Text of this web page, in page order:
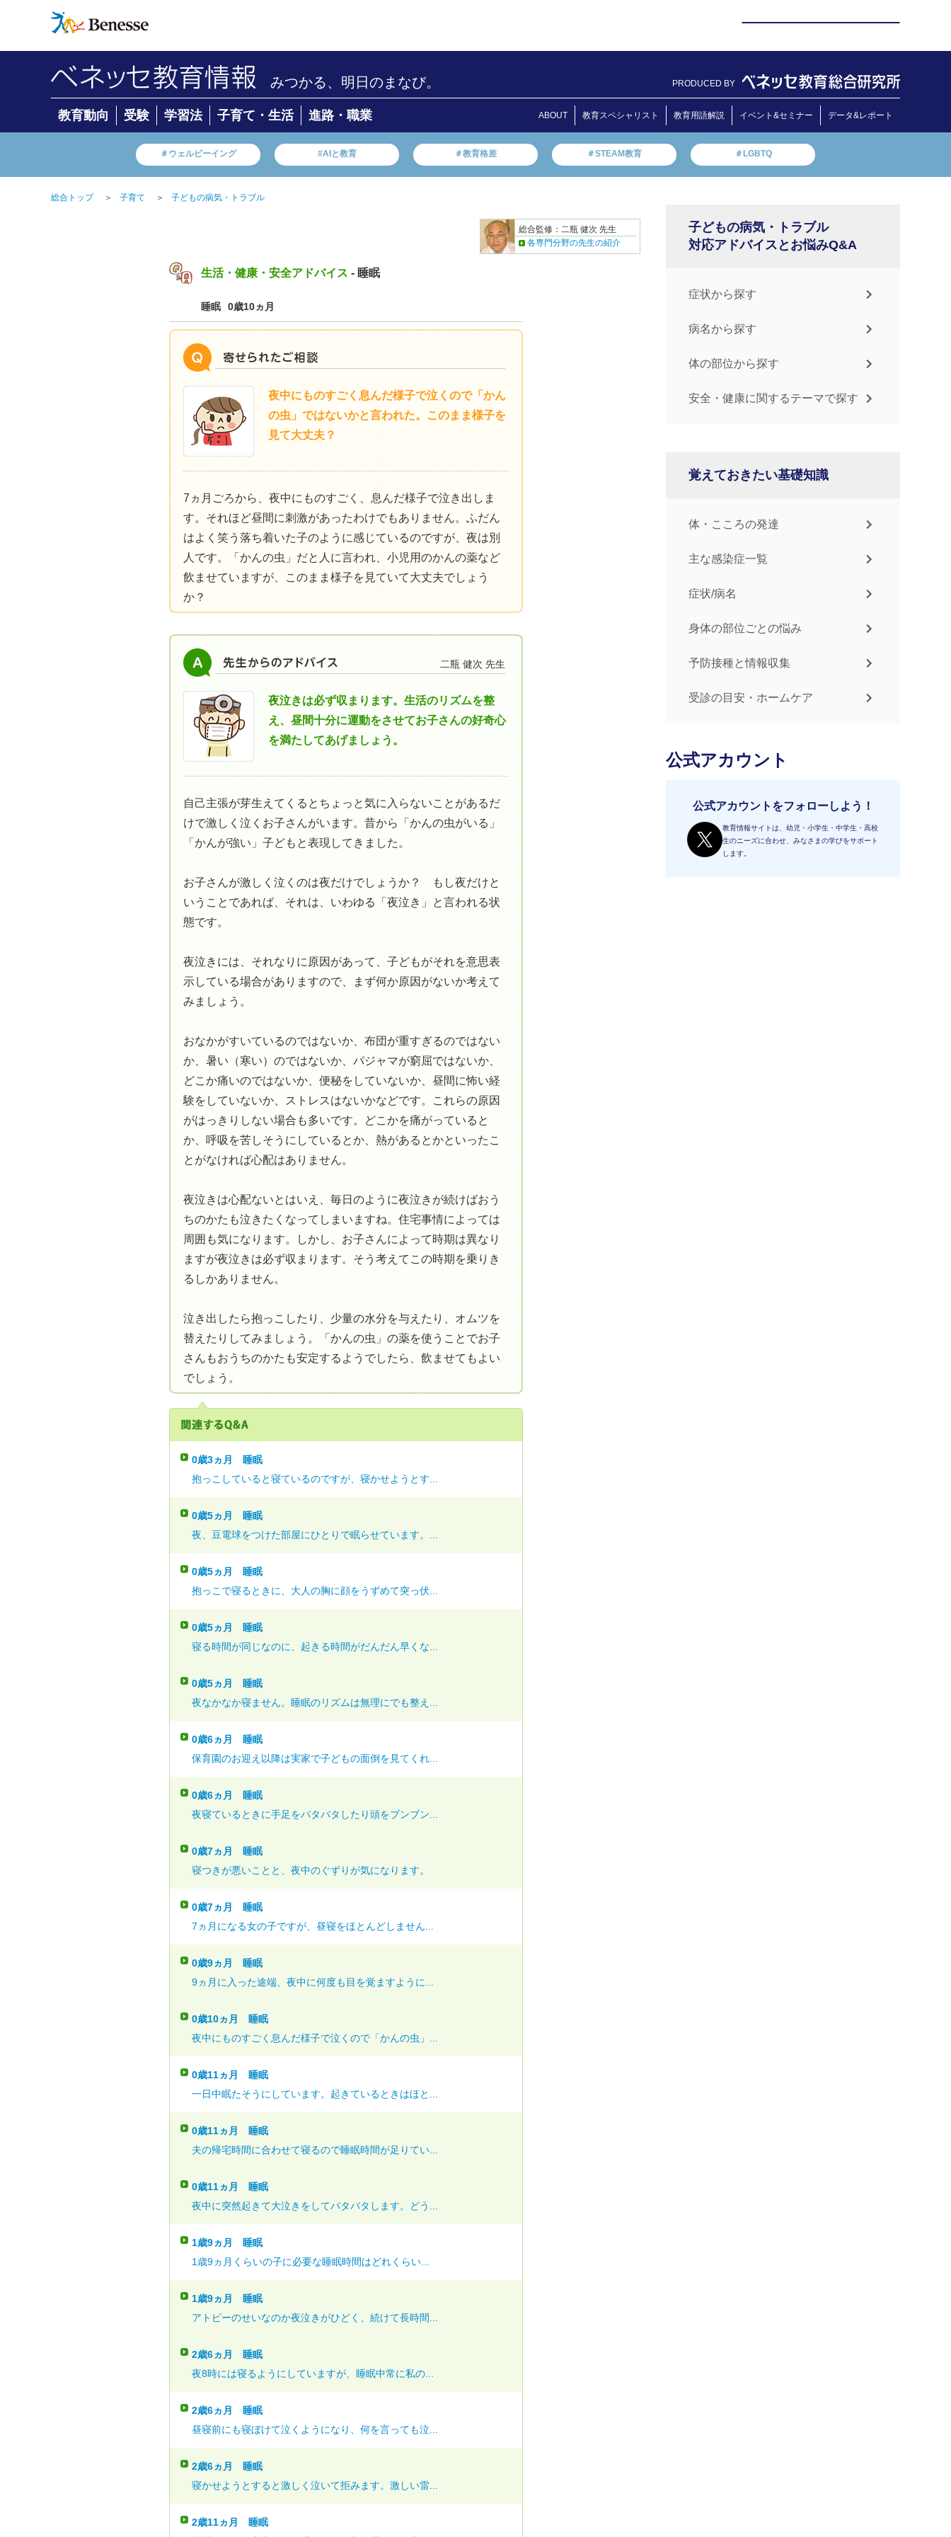
みつかる、明日のまなび。 PRODUCED BY
教育動向 受験 学習法 子育て・生活 進路・職業 ABOUT 教育スペシャリスト 教育用語解説 イベント&セミナー データ&レポート
＃ウェルビーイング #AIと教育 ＃教育格差 ＃STEAM教育 ＃LGBTQ
総合トップ ＞ 子育て ＞ 子どもの病気・トラブル
総合監修：二瓶 健次 先生
各専門分野の先生の紹介
生活・健康・安全アドバイス - 睡眠
睡眠 0歳10ヵ月
夜中にものすごく息んだ様子で泣くので「かん
の虫」ではないかと言われた。このまま様子を
見て大丈夫？
7ヵ月ごろから、夜中にものすごく、息んだ様子で泣き出しま
す。それほど昼間に刺激があったわけでもありません。ふだん
はよく笑う落ち着いた子のように感じているのですが、夜は別
人です。「かんの虫」だと人に言われ、小児用のかんの薬など
飲ませていますが、このまま様子を見ていて大丈夫でしょう
か？
二瓶 健次 先生
夜泣きは必ず収まります。生活のリズムを整
え、昼間十分に運動をさせてお子さんの好奇心
を満たしてあげましょう。
自己主張が芽生えてくるとちょっと気に入らないことがあるだ
けで激しく泣くお子さんがいます。昔から「かんの虫がいる」
「かんが強い」子どもと表現してきました。
お子さんが激しく泣くのは夜だけでしょうか？ もし夜だけと
いうことであれば、それは、いわゆる「夜泣き」と言われる状
態です。
夜泣きには、それなりに原因があって、子どもがそれを意思表
示している場合がありますので、まず何か原因がないか考えて
みましょう。
おなかがすいているのではないか、布団が重すぎるのではない
か、暑い（寒い）のではないか、パジャマが窮屈ではないか、
どこか痛いのではないか、便秘をしていないか、昼間に怖い経
験をしていないか、ストレスはないかなどです。これらの原因
がはっきりしない場合も多いです。どこかを痛がっていると
か、呼吸を苦しそうにしているとか、熱があるとかといったこ
とがなければ心配はありません。
夜泣きは心配ないとはいえ、毎日のように夜泣きが続けばおう
ちのかたも泣きたくなってしまいますね。住宅事情によっては
周囲も気になります。しかし、お子さんによって時期は異なり
ますが夜泣きは必ず収まります。そう考えてこの時期を乗りき
るしかありません。
泣き出したら抱っこしたり、少量の水分を与えたり、オムツを
替えたりしてみましょう。「かんの虫」の薬を使うことでお子
さんもおうちのかたも安定するようでしたら、飲ませてもよい
でしょう。
0歳3ヵ月
睡眠
抱っこしていると寝ているのですが、寝かせようとす...
0歳5ヵ月
睡眠
夜、豆電球をつけた部屋にひとりで眠らせています。...
0歳5ヵ月
睡眠
抱っこで寝るときに、大人の胸に顔をうずめて突っ伏...
0歳5ヵ月
睡眠
寝る時間が同じなのに、起きる時間がだんだん早くな...
0歳5ヵ月
睡眠
夜なかなか寝ません。睡眠のリズムは無理にでも整え...
0歳6ヵ月
睡眠
保育園のお迎え以降は実家で子どもの面倒を見てくれ...
0歳6ヵ月
睡眠
夜寝ているときに手足をバタバタしたり頭をブンブン...
0歳7ヵ月
睡眠
寝つきが悪いことと、夜中のぐずりが気になります。
0歳7ヵ月
睡眠
7ヵ月になる女の子ですが、昼寝をほとんどしません...
0歳9ヵ月
睡眠
9ヵ月に入った途端、夜中に何度も目を覚ますように...
0歳10ヵ月
睡眠
夜中にものすごく息んだ様子で泣くので「かんの虫」...
0歳11ヵ月
睡眠
一日中眠たそうにしています。起きているときはほと...
0歳11ヵ月
睡眠
夫の帰宅時間に合わせて寝るので睡眠時間が足りてい...
0歳11ヵ月
睡眠
夜中に突然起きて大泣きをしてバタバタします。どう...
1歳9ヵ月
睡眠
1歳9ヵ月くらいの子に必要な睡眠時間はどれくらい...
1歳9ヵ月
睡眠
アトピーのせいなのか夜泣きがひどく、続けて長時間...
2歳6ヵ月
睡眠
夜8時には寝るようにしていますが、睡眠中常に私の...
2歳6ヵ月
睡眠
昼寝前にも寝ぼけて泣くようになり、何を言っても泣...
2歳6ヵ月
睡眠
寝かせようとすると激しく泣いて拒みます。激しい雷...
2歳11ヵ月
睡眠
子どもの病気・トラブル
対応アドバイスとお悩みQ&A
症状から探す
病名から探す
体の部位から探す
安全・健康に関するテーマで探す
覚えておきたい基礎知識
体・こころの発達
主な感染症一覧
症状/病名
身体の部位ごとの悩み
予防接種と情報収集
受診の目安・ホームケア
公式アカウント
公式アカウントをフォローしよう！
教育情報サイトは、幼児・小学生・中学生・高校
生のニーズに合わせ、みなさまの学びをサポート
します。